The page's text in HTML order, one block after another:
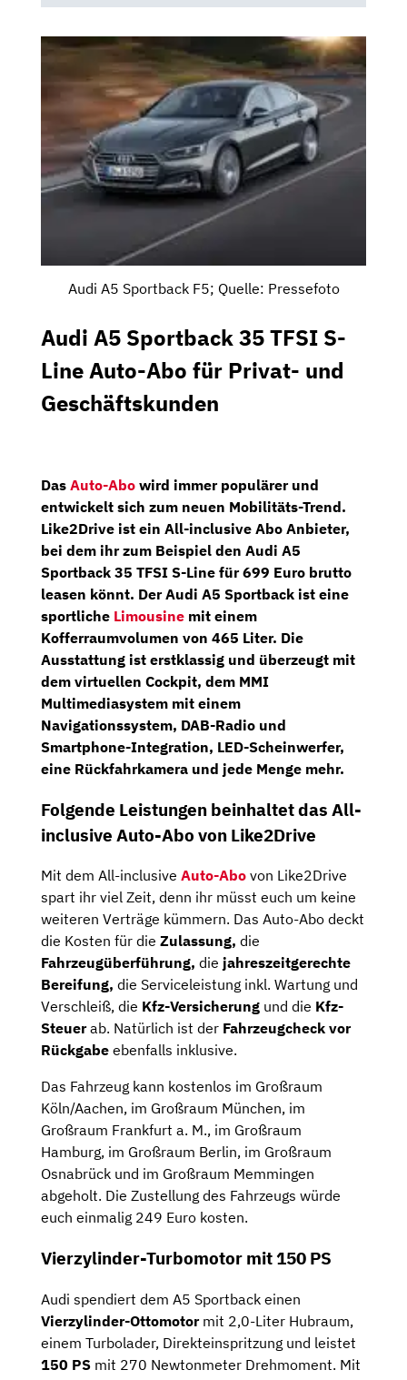
Audi A5 Sportback F5; Quelle: Pressefoto
Audi A5 Sportback 35 TFSI S-
Line Auto-Abo für Privat- und
Geschäftskunden
Das Auto-Abo wird immer populärer und
entwickelt sich zum neuen Mobilitäts-Trend.
Like2Drive ist ein All-inclusive Abo Anbieter,
bei dem ihr zum Beispiel den Audi A5
Sportback 35 TFSI S-Line für699 Euro brutto
leasen könnt. Der Audi A5 Sportback ist eine
sportliche Limousine mit einem
Kofferraumvolumen von 465 Liter. Die
Ausstattung ist erstklassig und überzeugt mit
dem virtuellen Cockpit, dem MMI
Multimediasystem mit einem
Navigationssystem, DAB-Radio und
Smartphone-Integration, LED-Scheinwerfer,
eine Rückfahrkamera und jede Menge mehr.
Folgende Leistungen beinhaltet das All-
inclusive Auto-Abo von Like2Drive
Mit dem All-inclusive Auto-Abo von Like2Drive
spart ihr viel Zeit, denn ihr müsst euch um keine
weiteren Verträge kümmern. Das Auto-Abo deckt
die Kosten für die Zulassung, die
Fahrzeugüberführung, die jahreszeitgerechte
Bereifung, die Serviceleistung inkl. Wartung und
Verschleiß, die Kfz-Versicherung und die Kfz-
Steuerab. Natürlich ist der Fahrzeugcheck vor
Rückgabe ebenfalls inklusive.
Das Fahrzeug kann kostenlos im Großraum
Köln/Aachen, im Großraum München, im
Großraum Frankfurt a. M., im Großraum
Hamburg, im Großraum Berlin, im Großraum
Osnabrück und im Großraum Memmingen
abgeholt. Die Zustellung des Fahrzeugs würde
euch einmalig 249 Euro kosten.
Vierzylinder-Turbomotor mit 150 PS
Audi spendiert dem A5 Sportback einen
Vierzylinder-Ottomotormit 2,0-Liter Hubraum,
einem Turbolader, Direkteinspritzung und leistet
150 PS mit 270 Newtonmeter Drehmoment. Mit